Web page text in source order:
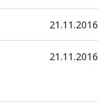
21.11.2016
21.11.2016